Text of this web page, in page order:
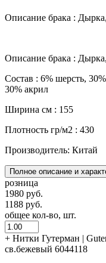
Описание брака :
Описание брака :
Состав : 6% шерсть,
30% акрил
Ширина см : 155
Плотность гр/м2 : 430
Производитель: Китай
Полное описание и
розница
1980 руб.
1188 руб.
общее кол-во, шт.
+ Нитки Гутерман |
св.бежевый 6044118